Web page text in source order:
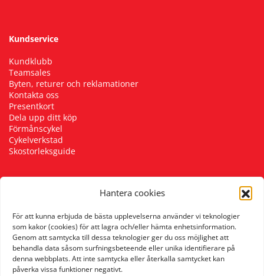
Hantera cookies
För att kunna erbjuda de bästa upplevelserna använder vi teknologier
som kakor (cookies) för att lagra och/eller hämta enhetsinformation.
Genom att samtycka till dessa teknologier ger du oss möjlighet att
behandla data såsom surfningsbeteende eller unika identifierare på
denna webbplats. Att inte samtycka eller återkalla samtycket kan
påverka vissa funktioner negativt.
Kundservice
Kundklubb
Teamsales
Byten, returer och reklamationer
Kontakta oss
Presentkort
Dela upp ditt köp
Förmånscykel
Cykelverkstad
Skostorleksguide